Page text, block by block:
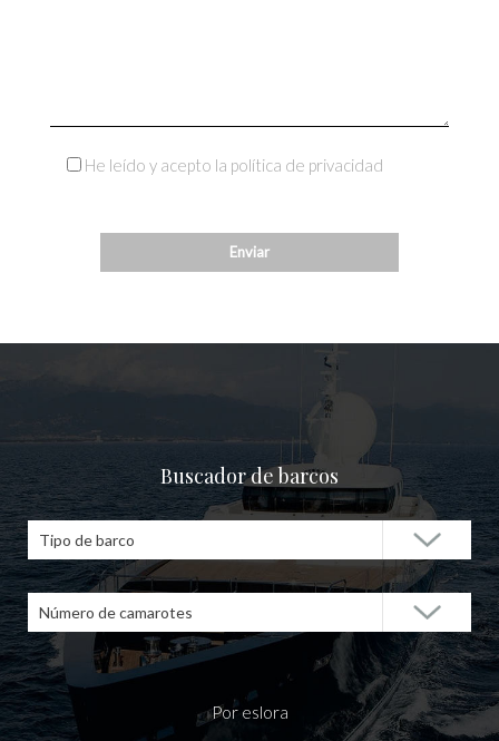
He leído y acepto la política de privacidad
Buscador de barcos
Tipo de barco
Número de camarotes
Por eslora